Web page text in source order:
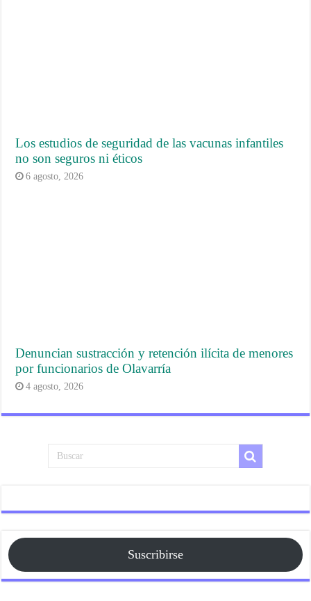
Los estudios de seguridad de las vacunas infantiles
no son seguros ni éticos
6 agosto, 2026
Denuncian sustracción y retención ilícita de menores
por funcionarios de Olavarría
4 agosto, 2026
Suscribirse